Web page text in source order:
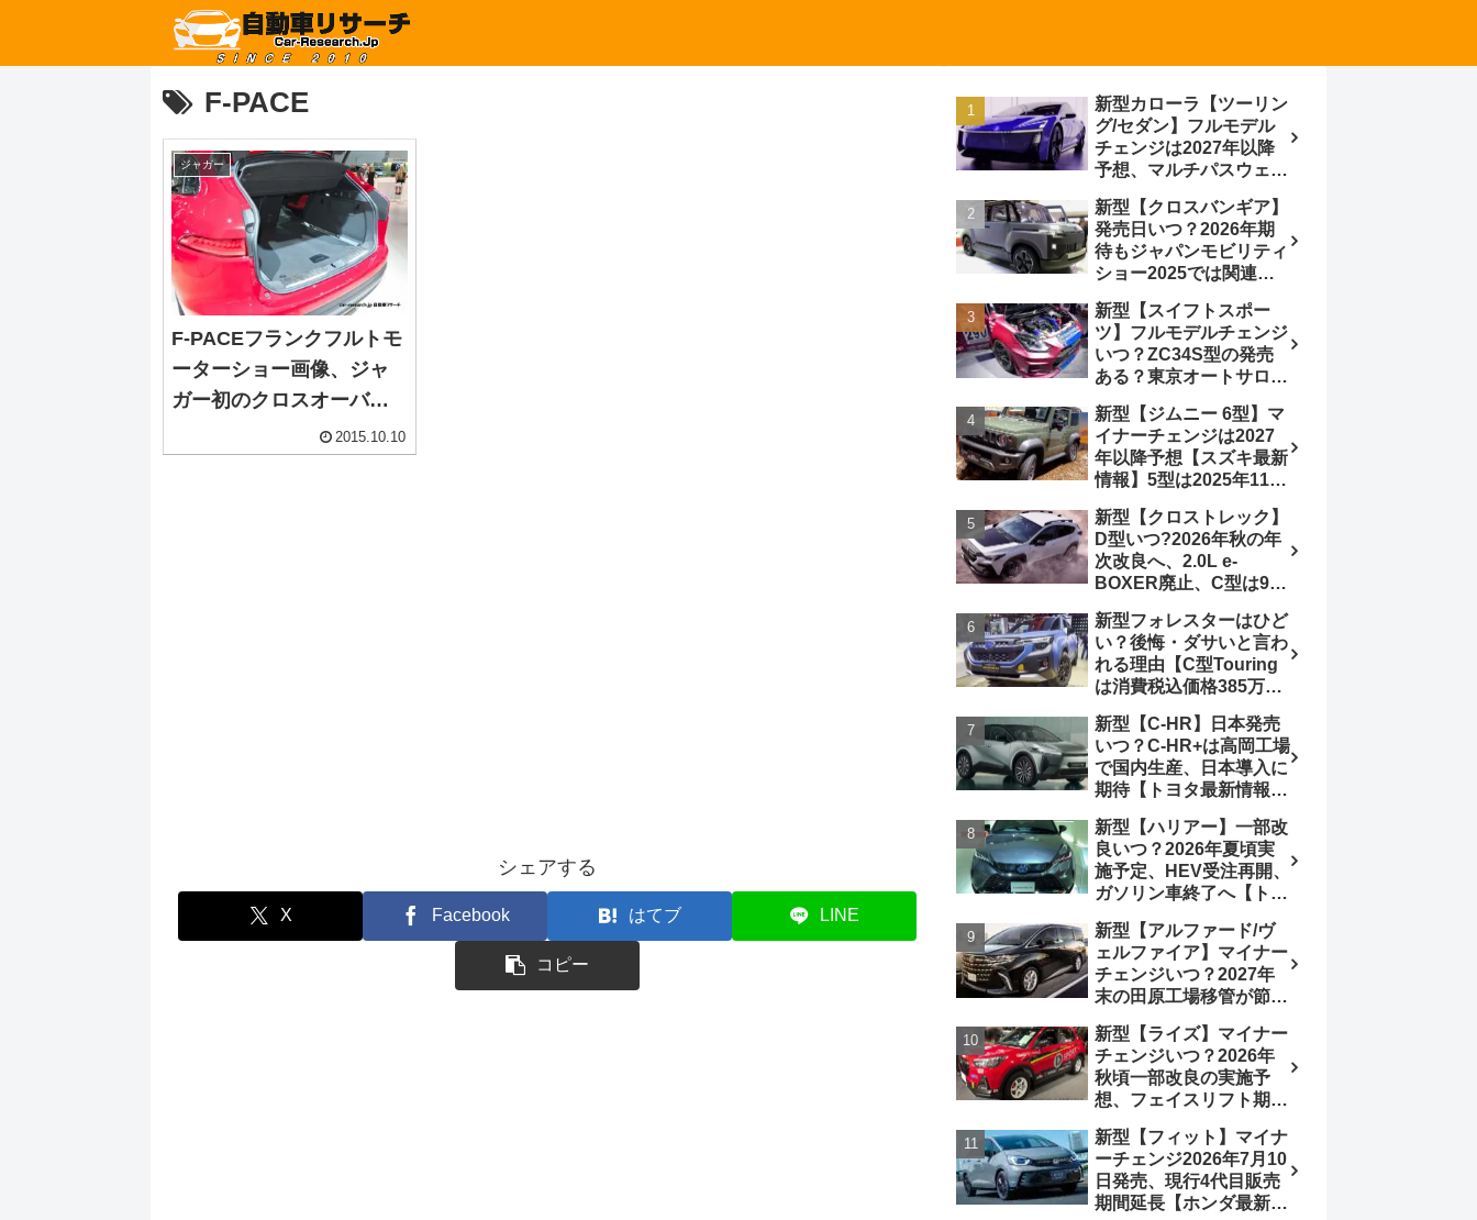
F-PACE
ジャガー
F-PACEフランクフルトモ
ーターショー画像、ジャ
ガー初のクロスオーバー
2015.10.10
シェアする
X Facebook はてブ LINE
コピー
新型カローラ【ツーリン
グ/セダン】フルモデル
チェンジは2027年以降
予想、マルチパスウェイ
BEVからの派生で新開発
小型エンジン搭載の
HEV/PHEV、ギガキャ
ストの採用は無しか【ト
ヨタ最新情報】60周年記
念車発売
新型【クロスバンギア】
発売日いつ？2026年期
待もジャパンモビリティ
ショー2025では関連モ
最新情報】ベース車ノ
ア/ヴォクシーの台湾生
産開始に注目、「ギア」
のほか「コア」と「ツー
ル」、デリカD:5対抗の
クロスオーバーSUVミニ
バン
新型【スイフトスポー
ツ】フルモデルチェンジ
いつ？ZC34S型の発売
ある？東京オートサロン
エロー レヴはスイスポ
コンセプトか？ハイブリ
ッド化/重量増/価格アッ
プが争点【スズキ最新情
報】特別仕様車
「ZC33S Final
Edition」終了
新型【ジムニー 6型】マ
イナーチェンジは2027
年以降予想【スズキ最新
情報】5型は2025年11月
ACC・スズキコネクト
採用
新型【クロストレック】
D型いつ?2026年秋の年
次改良へ、2.0L e-
BOXER廃止、C型は9月
ーボ採用予想【スバル最
新情報】
新型フォレスターはひど
い？後悔・ダサいと言わ
れる理由【C型Touring
は消費税込価格385万円
19.1km/L、納期4～5か
月】ナビUI・冬用タイ
ヤ・ウィルダネス日本発
売は？カーオブザイヤー
とJNCAP大賞受賞後も
残る注意点
新型【C-HR】日本発売
いつ？C-HR+は高岡工場
で国内生産、日本導入に
期待【トヨタ最新情報】
売、2代目HEV・PHEV
は日本未導入
新型【ハリアー】一部改
良いつ？2026年夏頃実
施予定、HEV受注再開、
ガソリン車終了へ【トヨ
チェンジ2027年以降予
想
新型【アルファード/ヴ
ェルファイア】マイナー
チェンジいつ？2027年
末の田原工場移管が節目
のフェイスリフト予想
【トヨタ最新情報】
2026年6月一部改良済
み、消費税込価格559万
9000円から
新型【ライズ】マイナー
チェンジいつ？2026年
秋頃一部改良の実施予
想、フェイスリフト期
2～3ヵ月に短縮【ダイハ
ツ最新情報】前回改良は
2024年11月5日、価格
180.07～244.2万円、値
新型【フィット】マイナ
ーチェンジ2026年7月10
日発売、現行4代目販売
期間延長【ホンダ最新情